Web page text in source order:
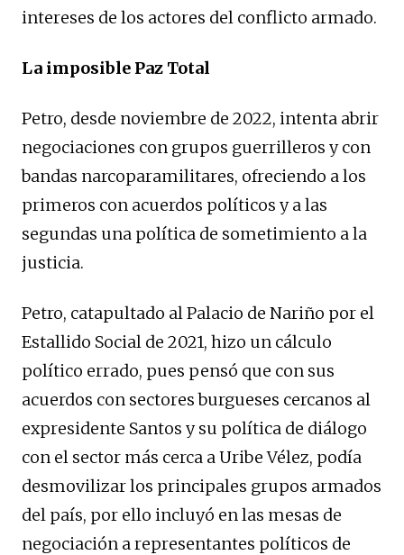
intereses de los actores del conflicto armado.
La imposible Paz Total
Petro, desde noviembre de 2022, intenta abrir
negociaciones con grupos guerrilleros y con
bandas narcoparamilitares, ofreciendo a los
primeros con acuerdos políticos y a las
segundas una política de sometimiento a la
justicia.
Petro, catapultado al Palacio de Nariño por el
Estallido Social de 2021, hizo un cálculo
político errado, pues pensó que con sus
acuerdos con sectores burgueses cercanos al
expresidente Santos y su política de diálogo
con el sector más cerca a Uribe Vélez, podía
desmovilizar los principales grupos armados
del país, por ello incluyó en las mesas de
negociación a representantes políticos de